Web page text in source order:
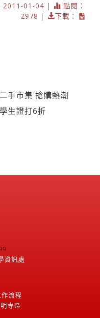
2011-01-04 |
點閱：
2978 |
下載：
手市集 搶購熱潮
生證打6折
資訊處
作流程
專區